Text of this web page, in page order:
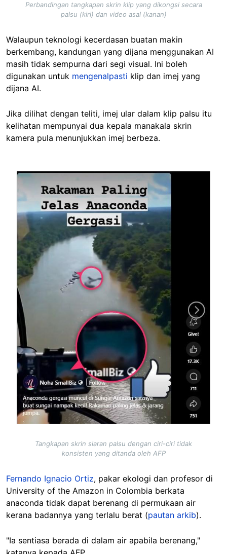
Perbandingan tangkapan skrin klip yang dikongsi secara
palsu (kiri) dan video asal (kanan)
Walaupun teknologi kecerdasan buatan makin
berkembang, kandungan yang dijana menggunakan AI
masih tidak sempurna dari segi visual. Ini boleh
digunakan untuk mengenalpasti klip dan imej yang
dijana AI.
Jika dilihat dengan teliti, imej ular dalam klip palsu itu
kelihatan mempunyai dua kepala manakala skrin
kamera pula menunjukkan imej berbeza.
Image
Tangkapan skrin siaran palsu dengan ciri-ciri tidak
konsisten yang ditanda oleh AFP
Fernando Ignacio Ortiz, pakar ekologi dan profesor di
University of the Amazon in Colombia berkata
anaconda tidak dapat berenang di permukaan air
kerana badannya yang terlalu berat (pautan arkib).
"Ia sentiasa berada di dalam air apabila berenang,"